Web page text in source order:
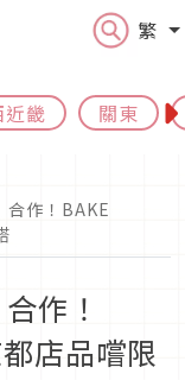
繁
近畿 關東
合作！BAKE
作！
店品嚐限